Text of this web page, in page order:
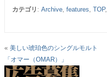
カテゴリ : Archive, features, TOP,
« 美しい琥珀色のシングルモルト
「オマー（OMAR）」